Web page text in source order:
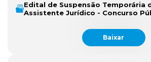
Edital de Suspensão Temporária
Assistente Jurídico - Concurso
Baixar